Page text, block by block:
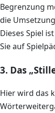
Begrenzung
die
Dieses Spiel
Sie auf
3. Das
Hier wird das